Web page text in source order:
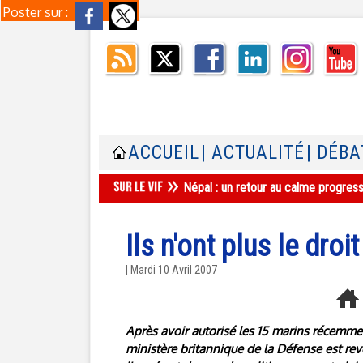
Poster sur :
ACCUEIL | ACTUALITÉ |
Népal : un retour au calme
Ils n'ont plus le
| Mardi 10 Avril 2007
Après avoir autorisé les 15 marins
ministère britannique de la Défense est